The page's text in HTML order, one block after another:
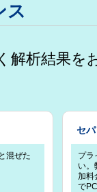
ス
解析結果を
混ぜた
セ
プラ
い。
加料
で